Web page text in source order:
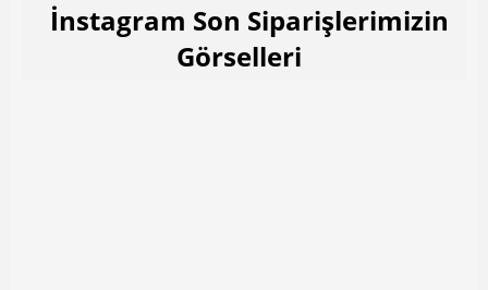
İnstagram Son Siparişlerimizin
Görselleri